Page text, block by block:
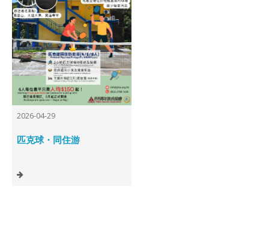
2026-04-29
匹克球・同住游